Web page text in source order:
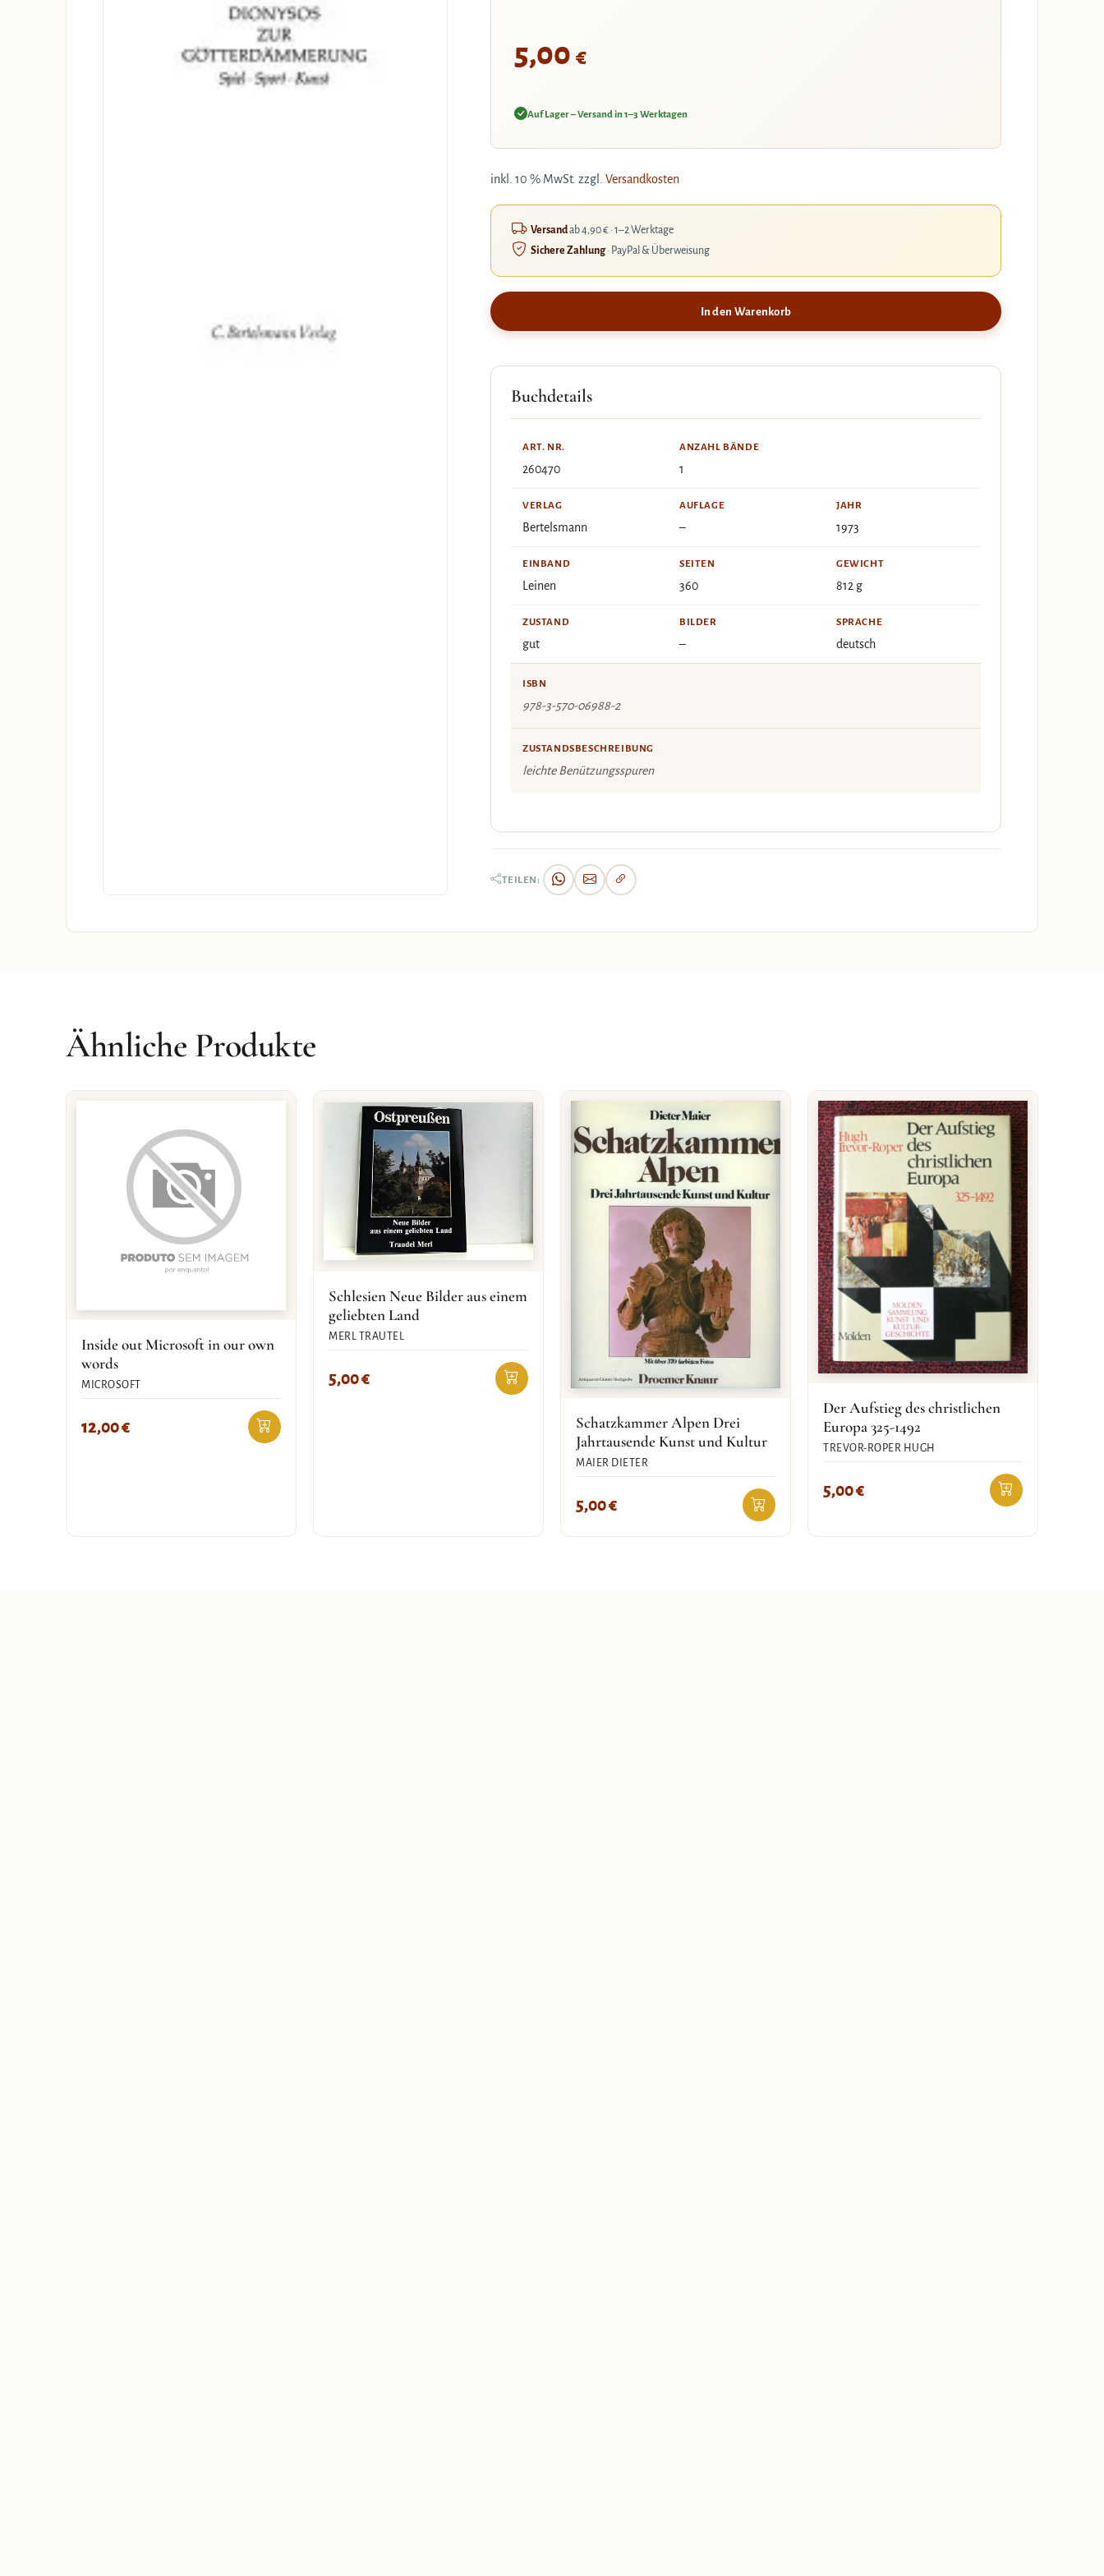
5,00 €
Auf Lager – Versand in 1–3 Werktagen
inkl. 10 % MwSt. zzgl. Versandkosten
Versandab 4,90 € · 1–2 Werktage
Sichere Zahlung· PayPal & Überweisung
In den Warenkorb
Buchdetails
ART. NR.
260470
ANZAHL BÄNDE
1
VERLAG
Bertelsmann
AUFLAGE
–
JAHR
1973
EINBAND
Leinen
SEITEN
360
GEWICHT
812 g
ZUSTAND
gut
BILDER
–
SPRACHE
deutsch
ISBN
978-3-570-06988-2
ZUSTANDSBESCHREIBUNG
leichte Benützungsspuren
TEILEN:
Ähnliche Produkte
Inside out Microsoft in our own
words
MICROSOFT
12,00€
Schlesien Neue Bilder aus einem
geliebten Land
MERL TRAUTEL
5,00€
Schatzkammer Alpen Drei
Jahrtausende Kunst und Kultur
MAIER DIETER
5,00€
Der Aufstieg des christlichen
Europa 325-1492
TREVOR-ROPER HUGH
5,00€